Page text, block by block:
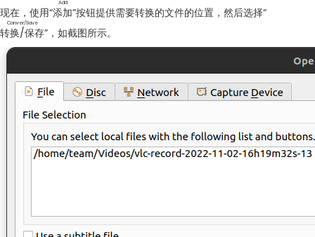
现在，使用“添加
Add
”按钮提供需要转换的文件的位置，然后选择“
转换/保存
Conver/Save
”，如截图所示。